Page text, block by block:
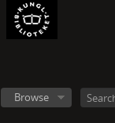
Browse